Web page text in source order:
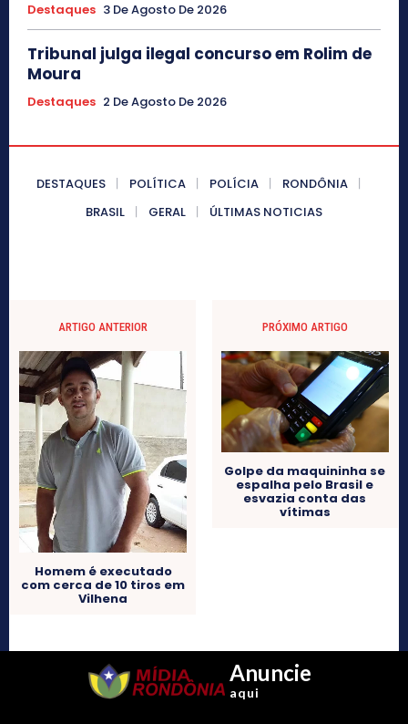
Destaques 3 De Agosto De 2026
Tribunal julga ilegal concurso em Rolim de
Moura
Destaques 2 De Agosto De 2026
DESTAQUES POLÍTICA POLÍCIA
RONDÔNIA
BRASIL
GERAL ÚLTIMAS NOTICIAS
ARTIGO ANTERIOR
Homem é executado
com cerca de 10 tiros em
Vilhena
PRÓXIMO ARTIGO
Golpe da maquininha se
espalha pelo Brasil e
esvazia conta das
vítimas
Anuncie
aqui